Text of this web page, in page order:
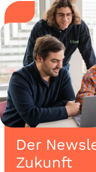
Der
Zukunft